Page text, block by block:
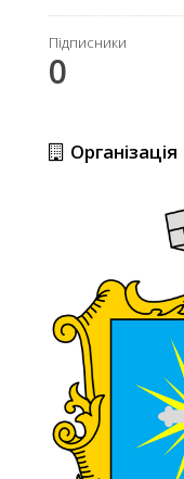
Підписники
0
Організація